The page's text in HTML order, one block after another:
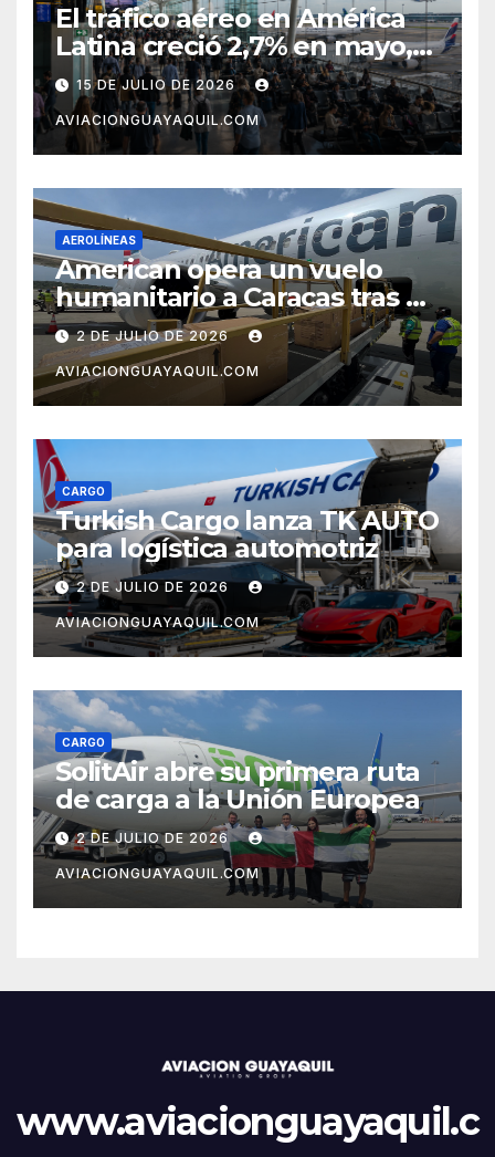
El tráfico aéreo en América
Latina creció 2,7% en mayo,
pero el mercado con EE.UU.
completa tres meses en
caída
15 DE JULIO DE 2026
AVIACIONGUAYAQUIL.COM
AEROLÍNEAS
American opera un vuelo
humanitario a Caracas tras el
terremoto en Venezuela
2 DE JULIO DE 2026
AVIACIONGUAYAQUIL.COM
CARGO
Turkish Cargo lanza TK AUTO
para logística automotriz
2 DE JULIO DE 2026
AVIACIONGUAYAQUIL.COM
CARGO
SolitAir abre su primera ruta
de carga a la Unión Europea
2 DE JULIO DE 2026
AVIACIONGUAYAQUIL.COM
www.aviacionguayaquil.c